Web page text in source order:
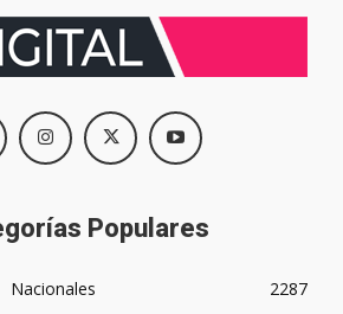
Populares
Nacionales
2287